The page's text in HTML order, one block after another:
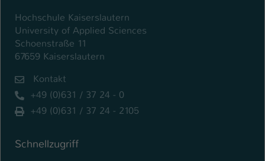
Hochschule Kaiserslautern
University of Applied Sciences
Schoenstraße 11
67659 Kaiserslautern
Kontakt
+49 (0)631 / 37 24 - 0
+49 (0)631 / 37 24 - 2105
Schnellzugriff